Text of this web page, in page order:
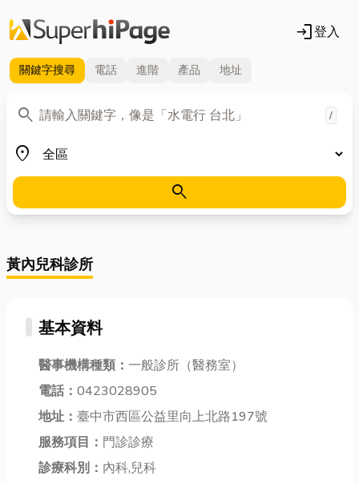
login登入
關鍵字搜尋 電話 進階 產品 地址
search
關鍵字 /
place
地區
search
黃內兒科診所
基本資料
醫事機構種類： 一般診所（醫務室）
電話： 0423028905
地址： 臺中市西區公益里向上北路197號
服務項目： 門診診療
診療科別： 內科,兒科